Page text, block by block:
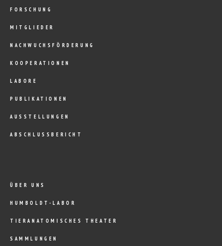
FORSCHUNG
MITGLIEDER
NACHWUCHSFÖRDERUNG
KOOPERATIONEN
LABORE
PUBLIKATIONEN
AUSSTELLUNGEN
ABSCHLUSSBERICHT
ÜBER UNS
HUMBOLDT-LABOR
TIERANATOMISCHES THEATER
SAMMLUNGEN